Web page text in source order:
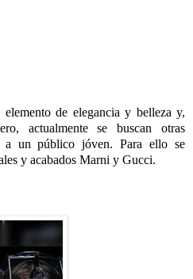
de elegancia y belleza y,
actualmente se buscan otras
a un público jóven. Para ello se
y acabados Marni y Gucci.